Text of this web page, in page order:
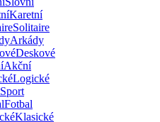
Karetní
Solitaire
Arkády
Deskové
Akční
Logické
Sport
Fotbal
Klasické